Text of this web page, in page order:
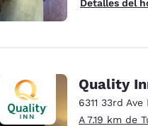
Detalles del
Quality
6311 33rd Ave
A 7.19 km de